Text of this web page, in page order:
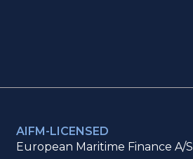
AIFM-LICENSED
European Maritime Finance A/S